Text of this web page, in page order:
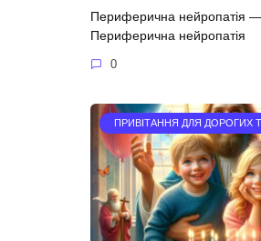
Периферична нейропатія
Периферична нейропатія
0
ПРИВІТАННЯ ДЛЯ ДОРОГИХ